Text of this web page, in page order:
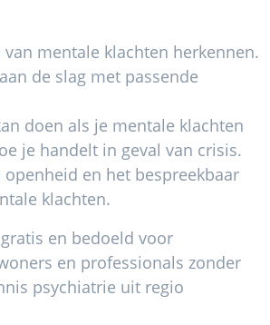
van mentale klachten herkennen.
de slag met passende
doen als je mentale klachten
je handelt in geval van crisis.
openheid en het bespreekbaar
klachten.
en bedoeld voor
en professionals zonder
psychiatrie uit regio